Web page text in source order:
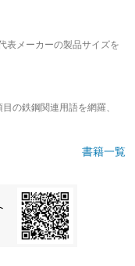
表メーカーの製品サイズを
の鉄鋼関連用語を網羅、
書籍一覧